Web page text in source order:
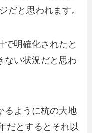
だと思われます。
で明確化されたと
ない状況だと思わ
るように杭の大地
だとするとそれ以